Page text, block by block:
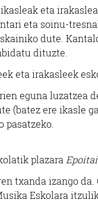
eta
eta soinu-
dute.
dituzte.
eta irakasleek
eguna luzatzea
(batez ere ikasle
pasatzeko.
plazara
txanda izango da.
Eskolara